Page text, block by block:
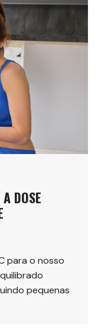
DOSE
para o nosso
pequenas